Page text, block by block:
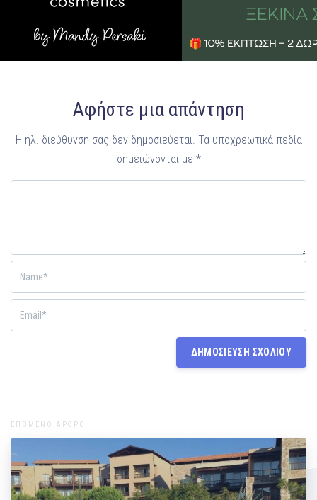
Αφήστε μια απάντηση
Η ηλ. διεύθυνση σας δεν δημοσιεύεται. Τα υποχρεωτικά πεδία
σημειώνονται με *
ΕΠΟΜΕΝΟ ΑΡΘΡΟ